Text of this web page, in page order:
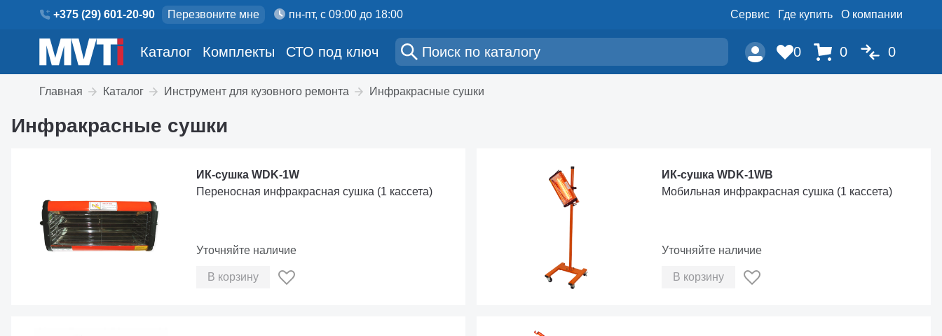
+375 (29) 601-20-90 Перезвоните мне пн-пт, с 09:00 до 18:00 Сервис Где купить О компании
Каталог Комплекты СТО под ключ 0 0 0
Главная Каталог Инструмент для кузовного ремонта Инфракрасные сушки
Инфракрасные сушки
ИК-сушка WDK-1W
Переносная инфракрасная сушка (1 кассета)
Уточняйте наличие
В корзину
ИК-сушка WDK-1WB
Мобильная инфракрасная сушка (1 кассета)
Уточняйте наличие
В корзину